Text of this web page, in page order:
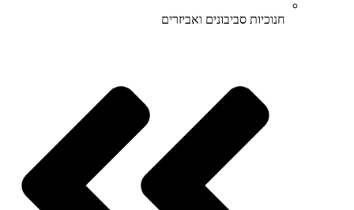
חנוכיות סביבונים ואביזרים